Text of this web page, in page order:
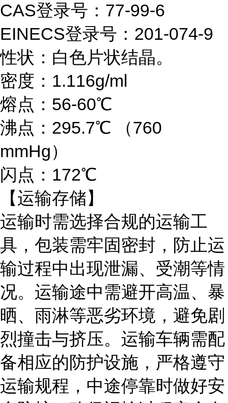
CAS登录号：77-99-6
EINECS登录号：201-074-9
性状：白色片状结晶。
密度： 1.116g/ml
熔点： 56-60℃
沸点： 295.7℃ （760
mmHg）
闪点： 172℃
【运输存储】
运输时需选择合规的运输工
具，包装需牢固密封，防止运
输过程中出现泄漏、受潮等情
况。运输途中需避开高温、暴
晒、雨淋等恶劣环境，避免剧
烈撞击与挤压。运输车辆需配
备相应的防护设施，严格遵守
运输规程，中途停靠时做好安